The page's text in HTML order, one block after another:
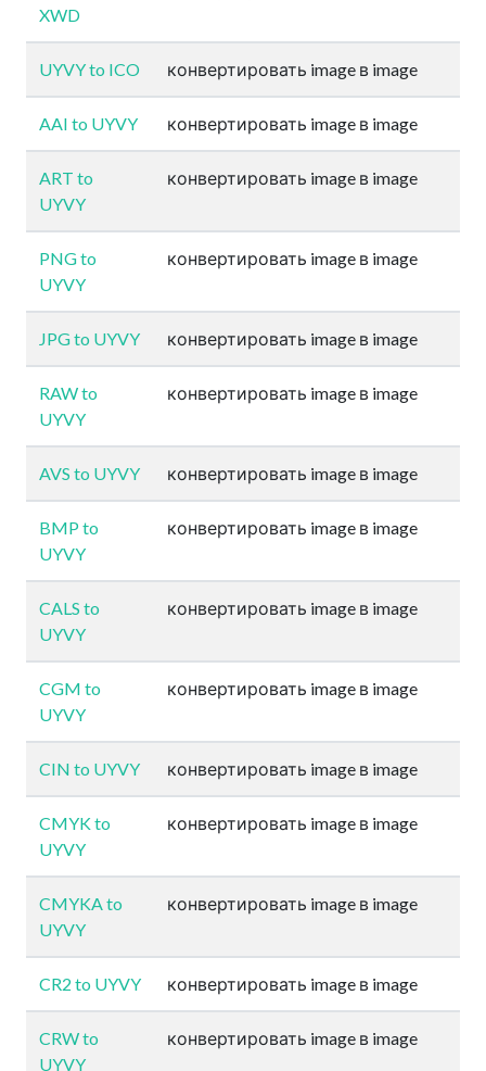
XWD
UYVY to ICO конвертировать image в image
AAI to UYVY конвертировать image в image
ART to
UYVY
конвертировать image в image
PNG to
UYVY
конвертировать image в image
JPG to UYVY конвертировать image в image
RAW to
UYVY
конвертировать image в image
AVS to UYVY конвертировать image в image
BMP to
UYVY
конвертировать image в image
CALS to
UYVY
конвертировать image в image
CGM to
UYVY
конвертировать image в image
CIN to UYVY конвертировать image в image
CMYK to
UYVY
конвертировать image в image
CMYKA to
UYVY
конвертировать image в image
CR2 to UYVY конвертировать image в image
CRW to
UYVY
конвертировать image в image